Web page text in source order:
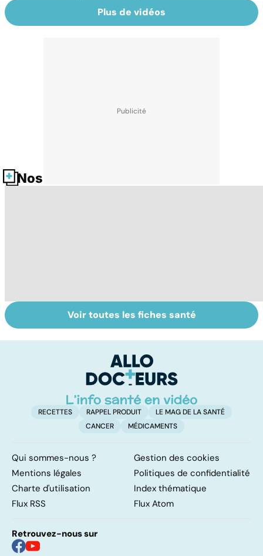
Plus de vidéos
Nos fiches santé
Tout savoir sur le
vitiligo
Femmes :
comment
Voir toutes les fiches santé
RECETTES RAPPEL PRODUIT
LE MAG DE LA SANTÉ
CANCER
MÉDICAMENTS
Qui sommes-nous ?
Gestion des cookies
Mentions légales
Politiques de confidentialité
Charte d'utilisation
Index thématique
Flux RSS
Flux Atom
Retrouvez-nous sur